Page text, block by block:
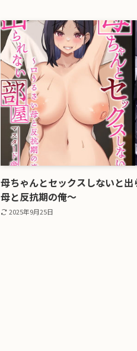
母ちゃんとセックスしないと
母と反抗期の俺〜
2025年9月25日